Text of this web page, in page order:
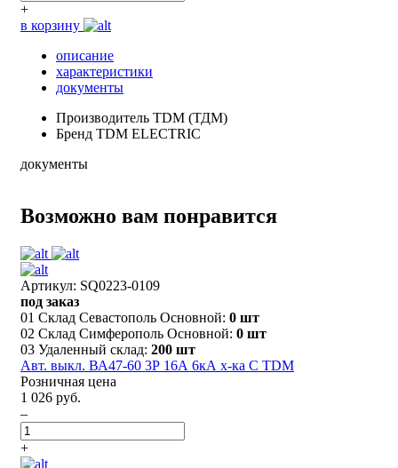
+
в корзину
описание
характеристики
документы
Производитель TDM (ТДМ)
Бренд TDM ELECTRIC
документы
Возможно вам понравится
Артикул: SQ0223-0109
под заказ
01 Склад Севастополь Основной: 0 шт
02 Склад Симферополь Основной: 0 шт
03 Удаленный склад: 200 шт
Авт. выкл. ВА47-60 3Р 16А 6кА х-ка С TDM
Розничная цена
1 026 руб.
–
+